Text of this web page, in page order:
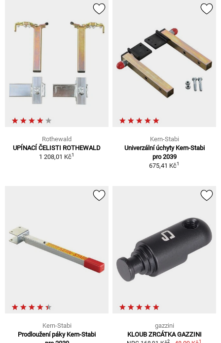
Rothewald
UPÍNACÍ ČELISTI ROTHEWALD
1 208,01 Kč1
Kern-Stabi
Univerzální úchyty Kern-Stabi
pro 2039
675,41 Kč1
Kern-Stabi
Prodloužení páky Kern-Stabi
gazzini
KLOUB ZRCÁTKA GAZZINI
2 1